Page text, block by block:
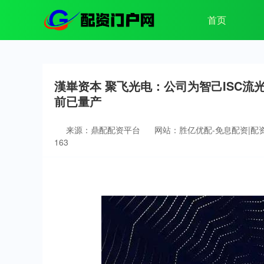
首页
漢崋资本 聚飞光电：公司为智己ISC流
前已量产
来源：鼎配配资平台
网站：胜亿优配-免息配资|配
163